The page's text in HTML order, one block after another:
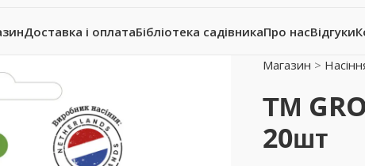
Доставка і оплатаБібліотека садівникаПро насВідгуки
Магазин >
ТМ
20шт